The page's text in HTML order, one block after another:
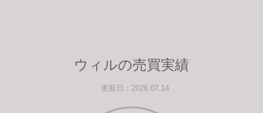
ウィルの売買実績
更新日：2026.07.14